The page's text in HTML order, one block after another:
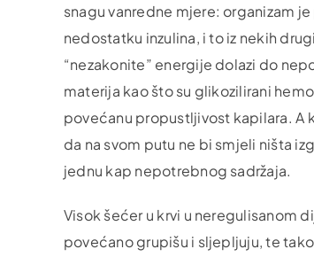
snagu vanredne mjere: organizam
nedostatku inzulina, i to iz nekih
“nezakonite” energije dolazi do
materija kao što su glikozilirani
povećanu propustljivost kapilara. A
da na svom putu ne bi smjeli ništa
jednu kap nepotrebnog sadržaja.
Visok šećer u krvi u neregulisanom
povećano grupišu i sljepljuju, te